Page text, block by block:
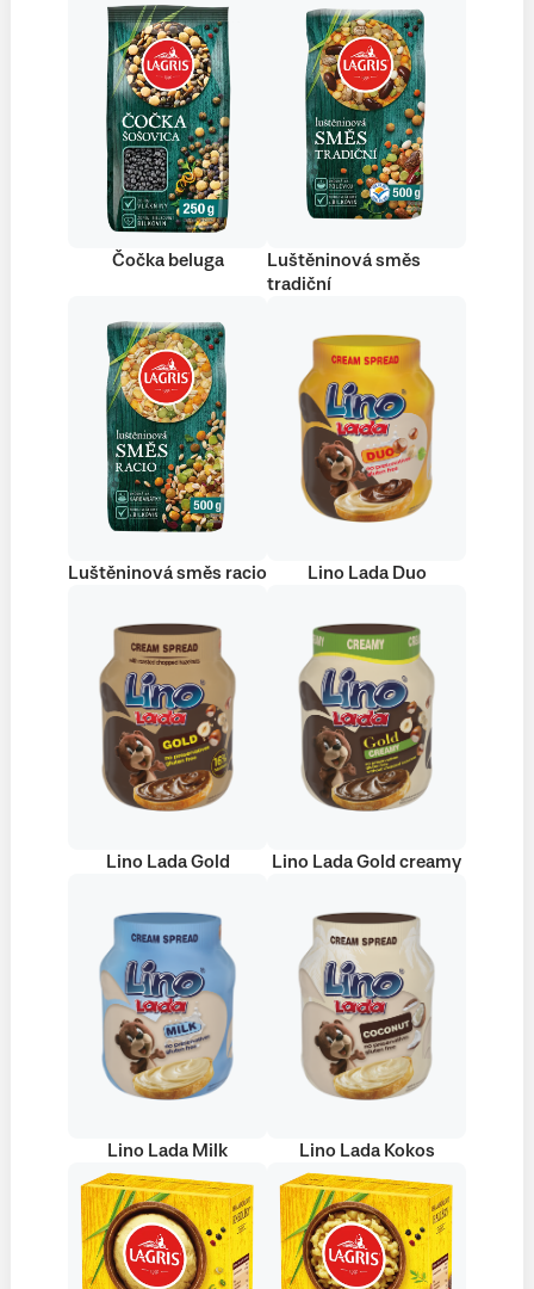
Čočka beluga
Luštěninová směs
tradiční
Luštěninová směs racio Lino Lada Duo
Lino Lada Gold Lino Lada Gold creamy
Lino Lada Milk Lino Lada Kokos